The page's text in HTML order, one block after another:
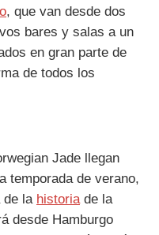
, que van desde dos
bares y salas a un
en gran parte de
de todos los
Jade llegan
temporada de verano,
de la historia de la
desde Hamburgo